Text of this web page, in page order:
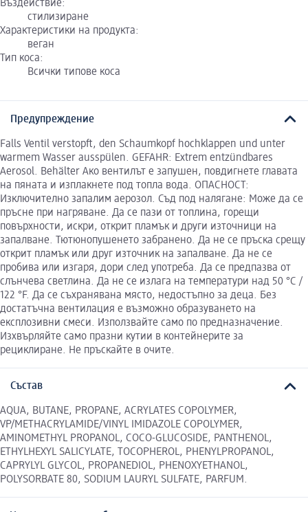
Въздействие:
стилизиране
Характеристики на продукта:
веган
Тип коса:
Всички типове коса
Предупреждение
Falls Ventil verstopft, den Schaumkopf hochklappen und unter
warmem Wasser ausspülen. GEFAHR: Extrem entzündbares
Aerosol. Behälter Ако вентилът е запушен, повдигнете главата
на пяната и изплакнете под топла вода. ОПАСНОСТ:
Изключително запалим аерозол. Съд под налягане: Може да се
пръсне при нагряване. Да се пази от топлина, горещи
повърхности, искри, открит пламък и други източници на
запалване. Тютюнопушенето забранено. Да не се пръска срещу
открит пламък или друг източник на запалване. Да не се
пробива или изгаря, дори след употреба. Да се предпазва от
слънчева светлина. Да не се излага на температури над 50 °C /
122 °F. Да се съхранявана място, недостъпно за деца. Без
достатъчна вентилация е възможно образуването на
експлозивни смеси. Използвайте само по предназначение.
Изхвърляйте само празни кутии в контейнерите за
рециклиране. Не пръскайте в очите.
Състав
AQUA, BUTANE, PROPANE, ACRYLATES COPOLYMER,
VP/METHACRYLAMIDE/VINYL IMIDAZOLE COPOLYMER,
AMINOMETHYL PROPANOL, COCO-GLUCOSIDE, PANTHENOL,
ETHYLHEXYL SALICYLATE, TOCOPHEROL, PHENYLPROPANOL,
CAPRYLYL GLYCOL, PROPANEDIOL, PHENOXYETHANOL,
POLYSORBATE 80, SODIUM LAURYL SULFATE, PARFUM.